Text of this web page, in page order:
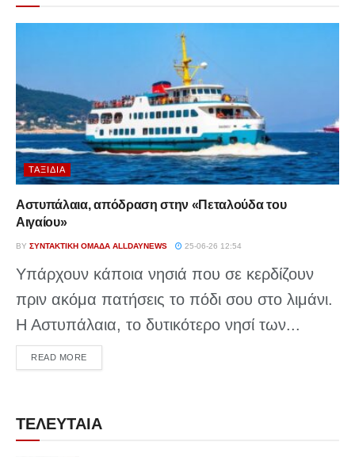
ΤΑΞΊΔΙΑ
Αστυπάλαια, απόδραση στην «Πεταλούδα του
Αιγαίου»
BY ΣΥΝΤΑΚΤΙΚΉ ΟΜΆΔΑ ALLDAYNEWS 25-06-26 12:54
Υπάρχουν κάποια νησιά που σε κερδίζουν
πριν ακόμα πατήσεις το πόδι σου στο λιμάνι.
Η Αστυπάλαια, το δυτικότερο νησί των...
READ MOREDETAILS
ΤΕΛΕΥΤΑΙΑ